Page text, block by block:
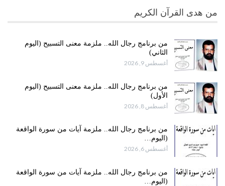
من هدى القرآن الكريم
من برنامج رجال الله.. ملزمة معنى التسبيح (اليوم
الثاني)
أغسطس 9, 2026
من برنامج رجال الله.. ملزمة معنى التسبيح (اليوم
الأول)
أغسطس 8, 2026
من برنامج رجال الله.. ملزمة آيات من سورة الواقعة
(اليوم…
أغسطس 6, 2026
من برنامج رجال الله.. ملزمة آيات من سورة الواقعة
(اليوم…